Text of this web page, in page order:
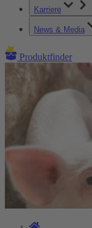
Karriere
News & Media
Produktfinder